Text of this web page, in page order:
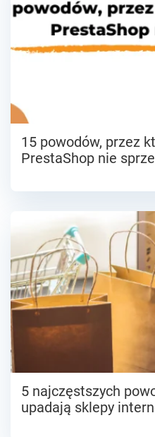
15 powodów, przez
PrestaShop nie
5 najczęstszych
upadają sklepy